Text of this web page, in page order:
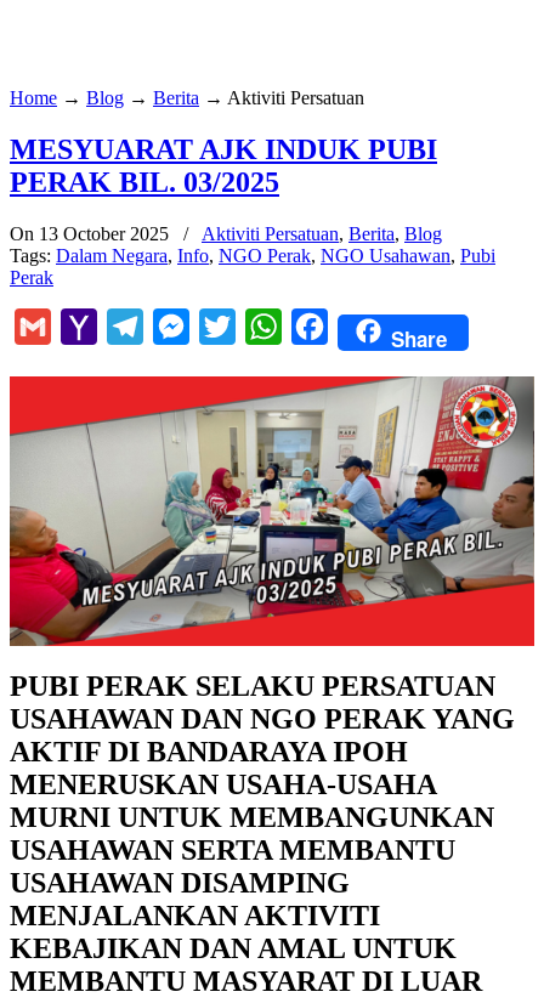
Home → Blog → Berita → Aktiviti Persatuan
MESYUARAT AJK INDUK PUBI
PERAK BIL. 03/2025
On 13 October 2025 / Aktiviti Persatuan, Berita, Blog
Tags: Dalam Negara, Info, NGO Perak, NGO Usahawan, Pubi
Perak
Gmail
Yahoo
TelegramMessenger
Twitter WhatsAppFacebookShare
PUBI PERAK SELAKU PERSATUAN
USAHAWAN DAN NGO PERAK YANG
AKTIF DI BANDARAYA IPOH
MENERUSKAN USAHA-USAHA
MURNI UNTUK MEMBANGUNKAN
USAHAWAN SERTA MEMBANTU
USAHAWAN DISAMPING
MENJALANKAN AKTIVITI
KEBAJIKAN DAN AMAL UNTUK
MEMBANTU MASYARAT DI LUAR